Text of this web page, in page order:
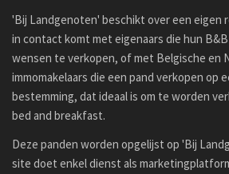
'Bij Landgenoten' beschikt over een eigen
in contact komt met eigenaars die hun
wensen te verkopen, of met Belgische en
immomakelaars die een pand verkopen op
bestemming, dat ideaal is om te worden
bed and breakfast.
Deze panden worden opgelijst op 'Bij
site doet enkel dienst als